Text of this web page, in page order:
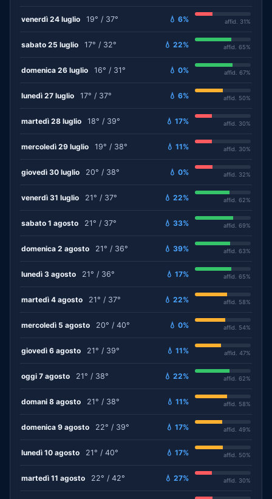
venerdì 24 luglio 19° / 37° 💧 6% affid. 31%
sabato 25 luglio 17° / 32° 💧 22% affid. 65%
domenica 26 luglio 16° / 31° 💧 0% affid. 67%
lunedì 27 luglio 17° / 37° 💧 6% affid. 50%
martedì 28 luglio 18° / 39° 💧 17% affid. 30%
mercoledì 29 luglio 19° / 38° 💧 11% affid. 30%
giovedì 30 luglio 20° / 38° 💧 0% affid. 32%
venerdì 31 luglio 21° / 37° 💧 22% affid. 62%
sabato 1 agosto 21° / 37° 💧 33% affid. 69%
domenica 2 agosto 21° / 36° 💧 39% affid. 63%
lunedì 3 agosto 21° / 36° 💧 17% affid. 65%
martedì 4 agosto 21° / 37° 💧 22% affid. 58%
mercoledì 5 agosto 20° / 40° 💧 0% affid. 54%
giovedì 6 agosto 21° / 39° 💧 11% affid. 47%
oggi 7 agosto 21° / 38° 💧 22% affid. 62%
domani 8 agosto 21° / 38° 💧 11% affid. 58%
domenica 9 agosto 22° / 39° 💧 17% affid. 49%
lunedì 10 agosto 21° / 40° 💧 17% affid. 50%
martedì 11 agosto 22° / 42° 💧 27% affid. 30%